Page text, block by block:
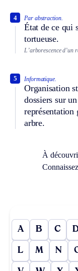
Par abstraction.
État de ce qui
tortueuse.
4
L’arborescence d’un
Informatique.
Organisation
dossiers sur
représentation
arbre.
5
À
A B C
L M N